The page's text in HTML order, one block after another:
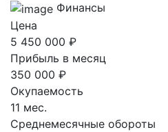
Финансы
Цена
5 450 000 ₽
Прибыль в месяц
350 000 ₽
Окупаемость
11 мес.
Среднемесячные обороты